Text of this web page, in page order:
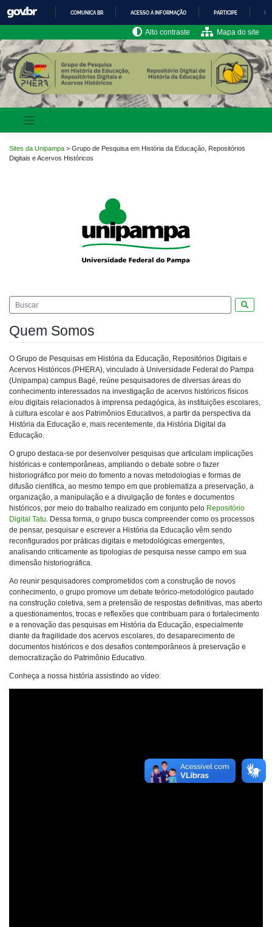
para
o
conteúdo
IR
PARA
CONTEÚDO
COMUNICA BR ACESSO À INFORMAÇÃO PARTICIPE
Alto contraste Mapa do site
Sites da Unipampa > Grupo de Pesquisa em História da Educação, Repositórios
Digitais e Acervos Históricos
Quem Somos
O Grupo de Pesquisas em História da Educação, Repositórios Digitais e
Acervos Históricos (PHERA), vinculado à Universidade Federal do Pampa
(Unipampa) campus Bagé, reúne pesquisadores de diversas áreas do
conhecimento interessados na investigação de acervos históricos físicos
e/ou digitais relacionados à imprensa pedagógica, às instituições escolares,
à cultura escolar e aos Patrimônios Educativos, a partir da perspectiva da
História da Educação e, mais recentemente, da História Digital da
Educação.
O grupo destaca-se por desenvolver pesquisas que articulam implicações
históricas e contemporâneas, ampliando o debate sobre o fazer
historiográfico por meio do fomento a novas metodologias e formas de
difusão científica, ao mesmo tempo em que problematiza a preservação, a
organização, a manipulação e a divulgação de fontes e documentos
históricos, por meio do trabalho realizado em conjunto pelo Repositório
Digital Tatu . Dessa forma, o grupo busca compreender como os processos
de pensar, pesquisar e escrever a História da Educação vêm sendo
reconfigurados por práticas digitais e metodológicas emergentes,
analisando criticamente as tipologias de pesquisa nesse campo em sua
dimensão historiográfica.
Ao reunir pesquisadores comprometidos com a construção de novos
conhecimento, o grupo promove um debate teórico-metodológico pautado
na construção coletiva, sem a pretensão de respostas definitivas, mas aberto
a questionamentos, trocas e reflexões que contribuam para o fortalecimento
e a renovação das pesquisas em História da Educação, especialmente
diante da fragilidade dos acervos escolares, do desaparecimento de
documentos históricos e dos desafios contemporâneos à preservação e
democratização do Patrimônio Educativo.
Conheça a nossa história assistindo ao vídeo: